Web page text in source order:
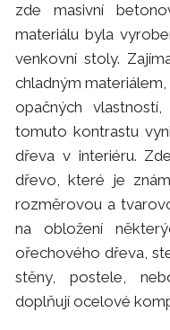
zde masivní
materiálu byla
venkovní stoly.
chladným
opačných
tomuto kontrastu
dřeva v interiéru.
dřevo, které je
rozměrovou a
na obložení
ořechového dřeva,
stěny, postele,
doplňují ocelové